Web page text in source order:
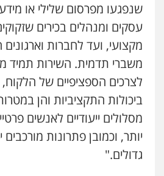
שנפגעו מפרסום שלילי או
עסקים ומנהלים בכירים
מקצועי, ועד לחברות
משברי תדמית. השירות תמיד
לצרכים הספציפיים של
ביכולות התקציביות והן
מסלולים ייעודיים לאנשים
יותר, וכמובן פתרונות מורכבים
גדולים."